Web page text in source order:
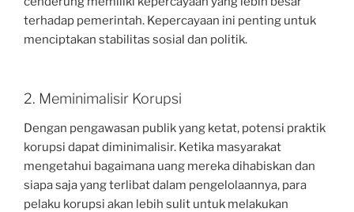
terhadap pemerintah. Kepercayaan ini penting untuk
menciptakan stabilitas sosial dan politik.
2. Meminimalisir Korupsi
Dengan pengawasan publik yang ketat, potensi praktik
korupsi dapat diminimalisir. Ketika masyarakat
mengetahui bagaimana uang mereka dihabiskan dan
siapa saja yang terlibat dalam pengelolaannya, para
pelaku korupsi akan lebih sulit untuk melakukan